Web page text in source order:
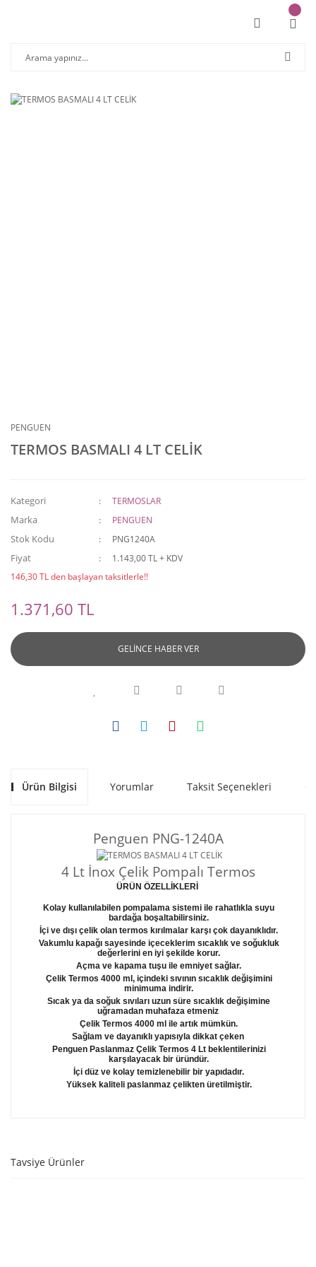
PENGUEN
TERMOS BASMALI 4 LT CELİK
Kategori TERMOSLAR
Marka PENGUEN
Stok Kodu PNG1240A
Fiyat
1.143,00 TL + KDV
146,30 TL den başlayan taksitlerle!!
1.371,60 TL
GELİNCE HABER VER
Ürün Bilgisi Yorumlar Taksit Seçenekleri
Penguen PNG-1240A
4 Lt İnox Çelik Pompalı Termos
ÜRÜN ÖZELLİKLERİ
Kolay kullanılabilen pompalama sistemi ile rahatlıkla suyu
bardağa boşaltabilirsiniz.
İçi ve dışı çelik olan termos kırılmalar karşı çok dayanıklıdır.
Vakumlu kapağı sayesinde içeceklerim sıcaklık ve soğukluk
değerlerini en iyi şekilde korur.
Açma ve kapama tuşu ile emniyet sağlar.
Çelik Termos 4000 ml, içindeki sıvının sıcaklık değişimini
minimuma indirir.
Sıcak ya da soğuk sıvıları uzun süre sıcaklık değişimine
uğramadan muhafaza etmeniz
Çelik Termos 4000 ml ile artık mümkün.
Sağlam ve dayanıklı yapısıyla dikkat çeken
Penguen Paslanmaz Çelik Termos 4 Lt beklentilerinizi
karşılayacak bir üründür.
İçi düz ve kolay temizlenebilir bir yapıdadır.
Yüksek kaliteli paslanmaz çelikten üretilmiştir.
Tavsiye Ürünler